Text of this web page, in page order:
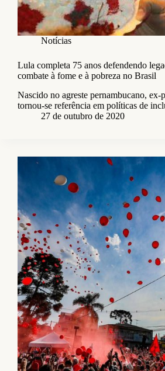
Notícias
Lula completa 75 anos defendendo
combate à fome e à pobreza no Brasil
Nascido no agreste pernambucano, ex-
tornou-se referência em políticas de
27 de outubro de 2020